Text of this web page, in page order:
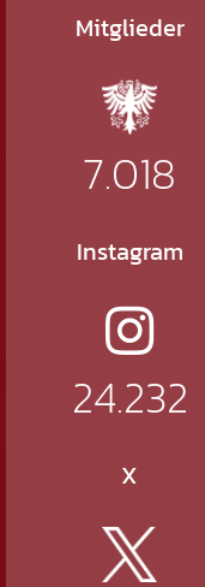
Mitglieder
7.018
Instagram
24.232
X